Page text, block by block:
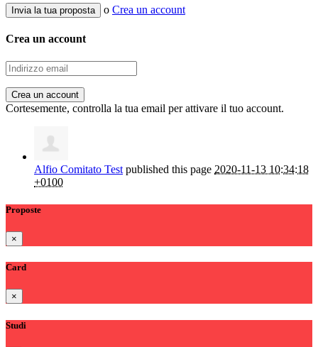
o Crea un account
Crea un account
Cortesemente, controlla la tua email per attivare il tuo account.
Alfio Comitato Test published this page 2020-11-13 10:34:18
+0100
Proposte
×
Card
×
Studi